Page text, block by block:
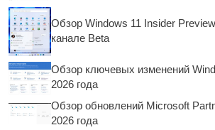
Обзор Windows 11 Insider
канале Beta
Обзор ключевых изменений
2026 года
Обзор обновлений Microsoft
2026 года